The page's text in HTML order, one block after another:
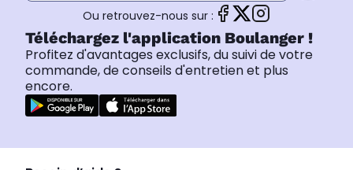
Ou retrouvez-nous sur :
Téléchargez l'application Boulanger !
Profitez d'avantages exclusifs, du suivi de votre
commande, de conseils d'entretien et plus
encore.